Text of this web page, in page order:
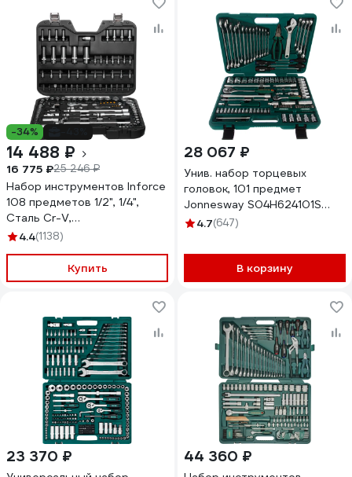
-34%
14 488 ₽
16 775 ₽25 246 ₽
Набор инструментов Inforce
108 предметов 1/2", 1/4",
Сталь Cr-V,
Профессиональный, 06-07-
4.4(1138)
Купить
28 067 ₽
Унив. набор торцевых
головок, 101 предмет
Jonnesway S04H624101S
47701 S04H624101SA
4.7(647)
В корзину
23 370 ₽ 44 360 ₽